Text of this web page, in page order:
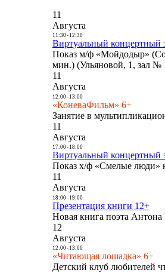
11
Августа
11:30- 12:30
Виртуальный концертный
Показ м/ф «Мойдодыр»
мин.) (Ульяновой, 1, зал №
11
Августа
12:00- 13:00
«КоневаФильм» 6+
Занятие в
11
Августа
17:00- 18:00
Виртуальный концертный
Показ х/ф «Смелые люди»
11
Августа
18:00- 19:00
Презентация книги 12+
Новая книга поэта
12
Августа
12:00- 13:00
«Читающая лошадка» 6+
Детский клуб любителей